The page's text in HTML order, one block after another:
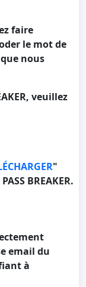
faire
le mot de
nous
veuillez
"
BREAKER.
email du
à